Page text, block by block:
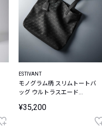
ESTIVANT
モノグラム柄 スリムトートバ
ッグ ウルトラスエード
¥35,200